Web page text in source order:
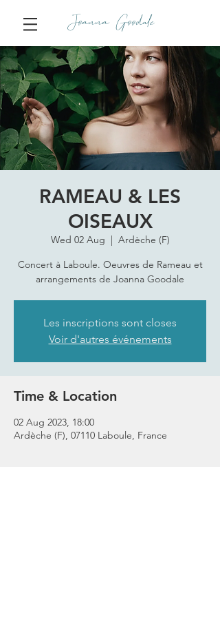
Joanna Goodale
RAMEAU & LES
OISEAUX
Wed 02 Aug
  |
Ardèche (F)
Concert à Laboule. Oeuvres de Rameau et
arrangements de Joanna Goodale
Les inscriptions sont closes
Voir d'autres événements
Time & Location
02 Aug 2023, 18:00
Ardèche (F), 07110 Laboule, France